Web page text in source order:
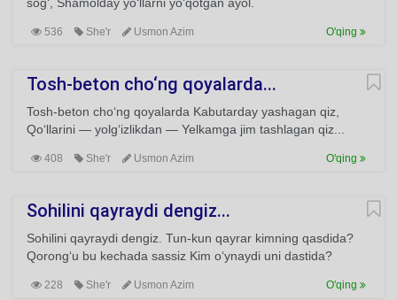
536 She'r Usmon Azim O'qing
Tosh-beton cho‘ng qoyalarda...
Tosh-beton cho‘ng qoyalarda Kabutarday yashagan qiz,
Qo‘llarini — yolg‘izlikdan — Yelkamga jim tashlagan qiz...
408 She'r Usmon Azim O'qing
Sohilini qayraydi dengiz...
Sohilini qayraydi dengiz. Tun-kun qayrar kimning qasdida?
Qorong‘u bu kechada sassiz Kim o‘ynaydi uni dastida?
228 She'r Usmon Azim O'qing